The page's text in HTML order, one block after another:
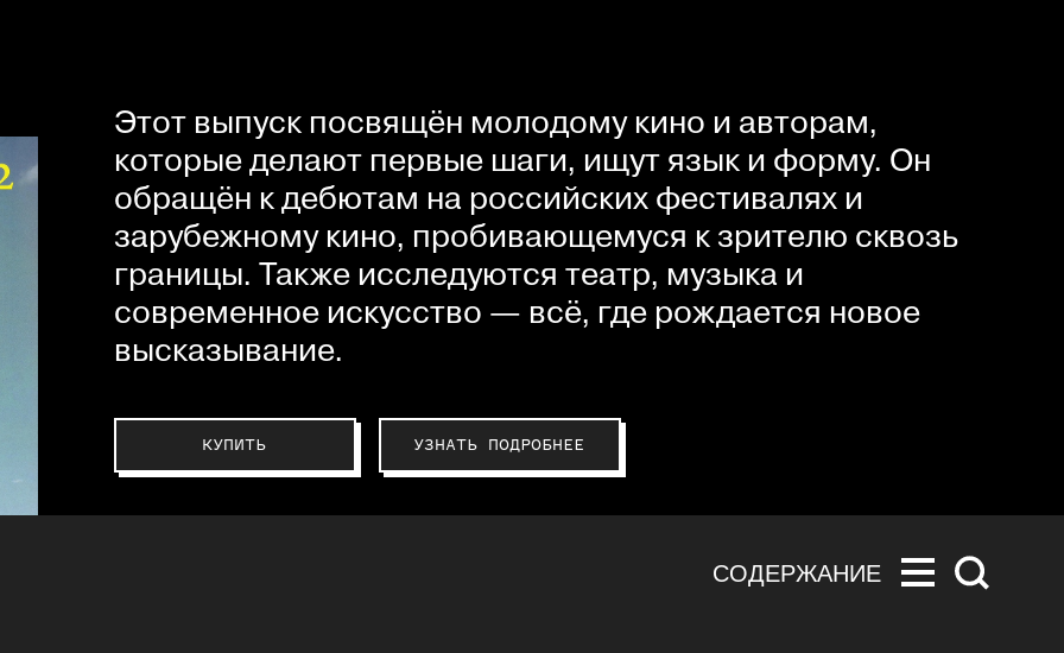
Этот выпуск посвящён молодому кино и авторам,
которые делают первые шаги, ищут язык и форму. Он
обращён к дебютам на российских фестивалях и
зарубежному кино, пробивающемуся к зрителю сквозь
границы. Также исследуются театр, музыка и
современное искусство — всё, где рождается новое
высказывание.
КУПИТЬ УЗНАТЬ ПОДРОБНЕЕ
СОДЕРЖАНИЕ